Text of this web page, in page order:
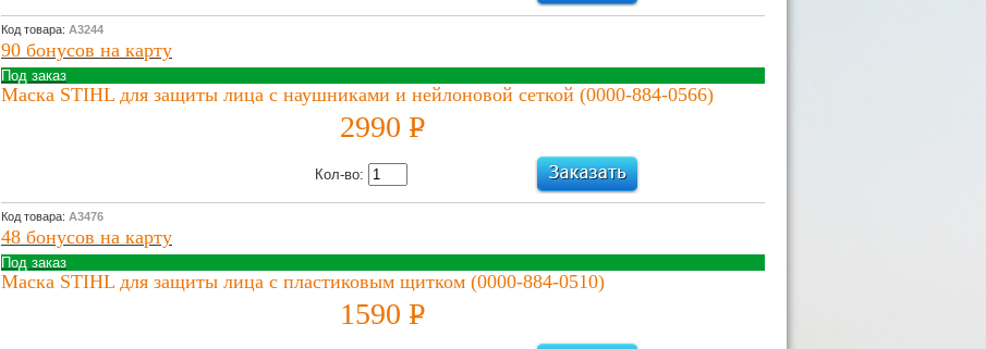
Код товара: А3244
90 бонусов на карту
Под заказ
Маска STIHL для защиты лица с наушниками и нейлоновой сеткой (0000-884-0566)
2990 P
Кол-во:
Код товара: А3476
48 бонусов на карту
Под заказ
Маска STIHL для защиты лица с пластиковым щитком (0000-884-0510)
1590 P